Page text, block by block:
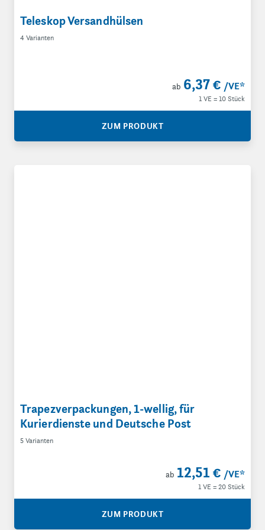
Teleskop Versandhülsen
4 Varianten
ab 6,37 € /VE*
1 VE = 10 Stück
ZUM PRODUKT
Trapezverpackungen, 1-wellig, für
Kurierdienste und Deutsche Post
5 Varianten
ab 12,51 € /VE*
1 VE = 20 Stück
ZUM PRODUKT